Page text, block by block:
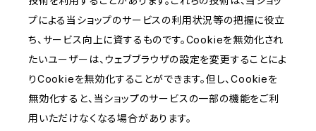
プによる当ショップのサービスの利用状況等の把握に役立
ち、サービス向上に資するものです。Cookieを無効化され
たいユーザーは、ウェブブラウザの設定を変更することによ
りCookieを無効化することができます。但し、Cookieを
無効化すると、当ショップのサービスの一部の機能をご利
用いただけなくなる場合があります。